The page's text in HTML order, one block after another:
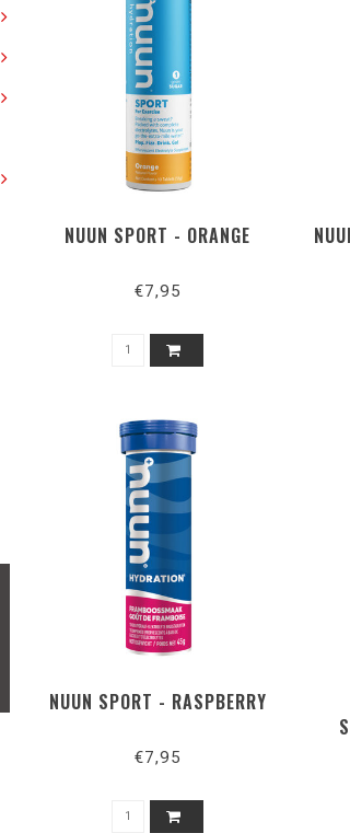
NUUN SPORT - ORANGE
€7,95
NUUN SPORT - RASPBERRY
€7,95